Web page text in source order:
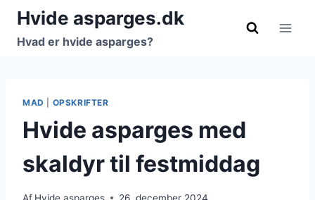
Fortsæt
indhold
Hvide asparges.dk
Hvad er hvide asparges?
MAD OPSKRIFTER
Hvide asparges med
skaldyr til festmiddag
Af Hvide asparges 26. december 2024